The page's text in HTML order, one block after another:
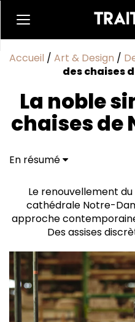
Accueil / Art & Design /
des chaises
La noble
chaises de
En résumé
Le renouvellement
cathédrale Notre-
approche
Des assises